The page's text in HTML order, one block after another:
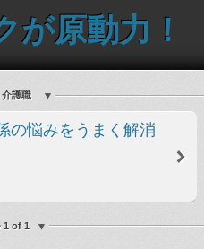
が原動力！
介護職
の悩みをうまく解消
1 of 1